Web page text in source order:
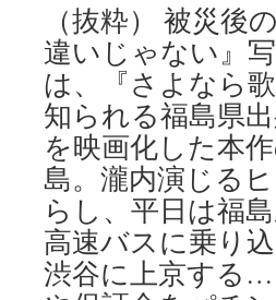
（抜粋） 被災
違いじゃない』
は、『さよなら
知られる福島県
を映画化した本
島。瀧内演じる
らし、平日は福
高速バスに乗り
渋谷に上京する